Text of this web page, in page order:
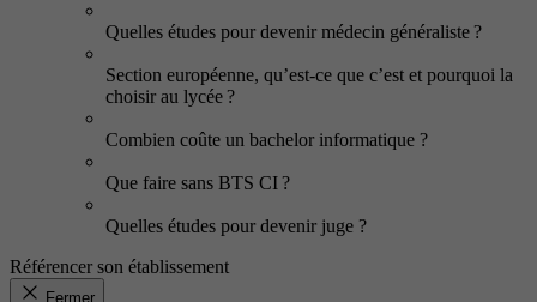
Quelles études pour devenir médecin généraliste ?
Section européenne, qu’est-ce que c’est et pourquoi la
choisir au lycée ?
Combien coûte un bachelor informatique ?
Que faire sans BTS CI ?
Quelles études pour devenir juge ?
Référencer son établissement
Fermer